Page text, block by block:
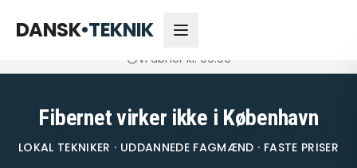
DANSK•TEKNIK
Åbner kl. 09:00
Vi åbner kl. 09:00
Fibernet virker ikke i København
LOKAL TEKNIKER · UDDANNEDE FAGMÆND · FASTE PRISER